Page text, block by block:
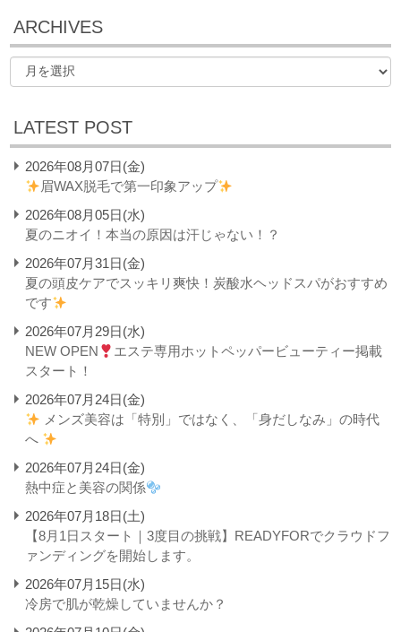
ARCHIVES
LATEST POST
2026年08月07日(金)
眉WAX脱毛で第一印象アップ
2026年08月05日(水)
夏のニオイ！本当の原因は汗じゃない！？
2026年07月31日(金)
夏の頭皮ケアでスッキリ爽快！炭酸水ヘッドスパがおすすめ
です
2026年07月29日(水)
NEW OPEN
エステ専用ホットペッパービューティー掲載
スタート！
2026年07月24日(金)
メンズ美容は「特別」ではなく、「身だしなみ」の時代
へ
2026年07月24日(金)
熱中症と美容の関係
2026年07月18日(土)
【8月1日スタート｜3度目の挑戦】READYFORでクラウドフ
ァンディングを開始します。
2026年07月15日(水)
冷房で肌が乾燥していませんか？